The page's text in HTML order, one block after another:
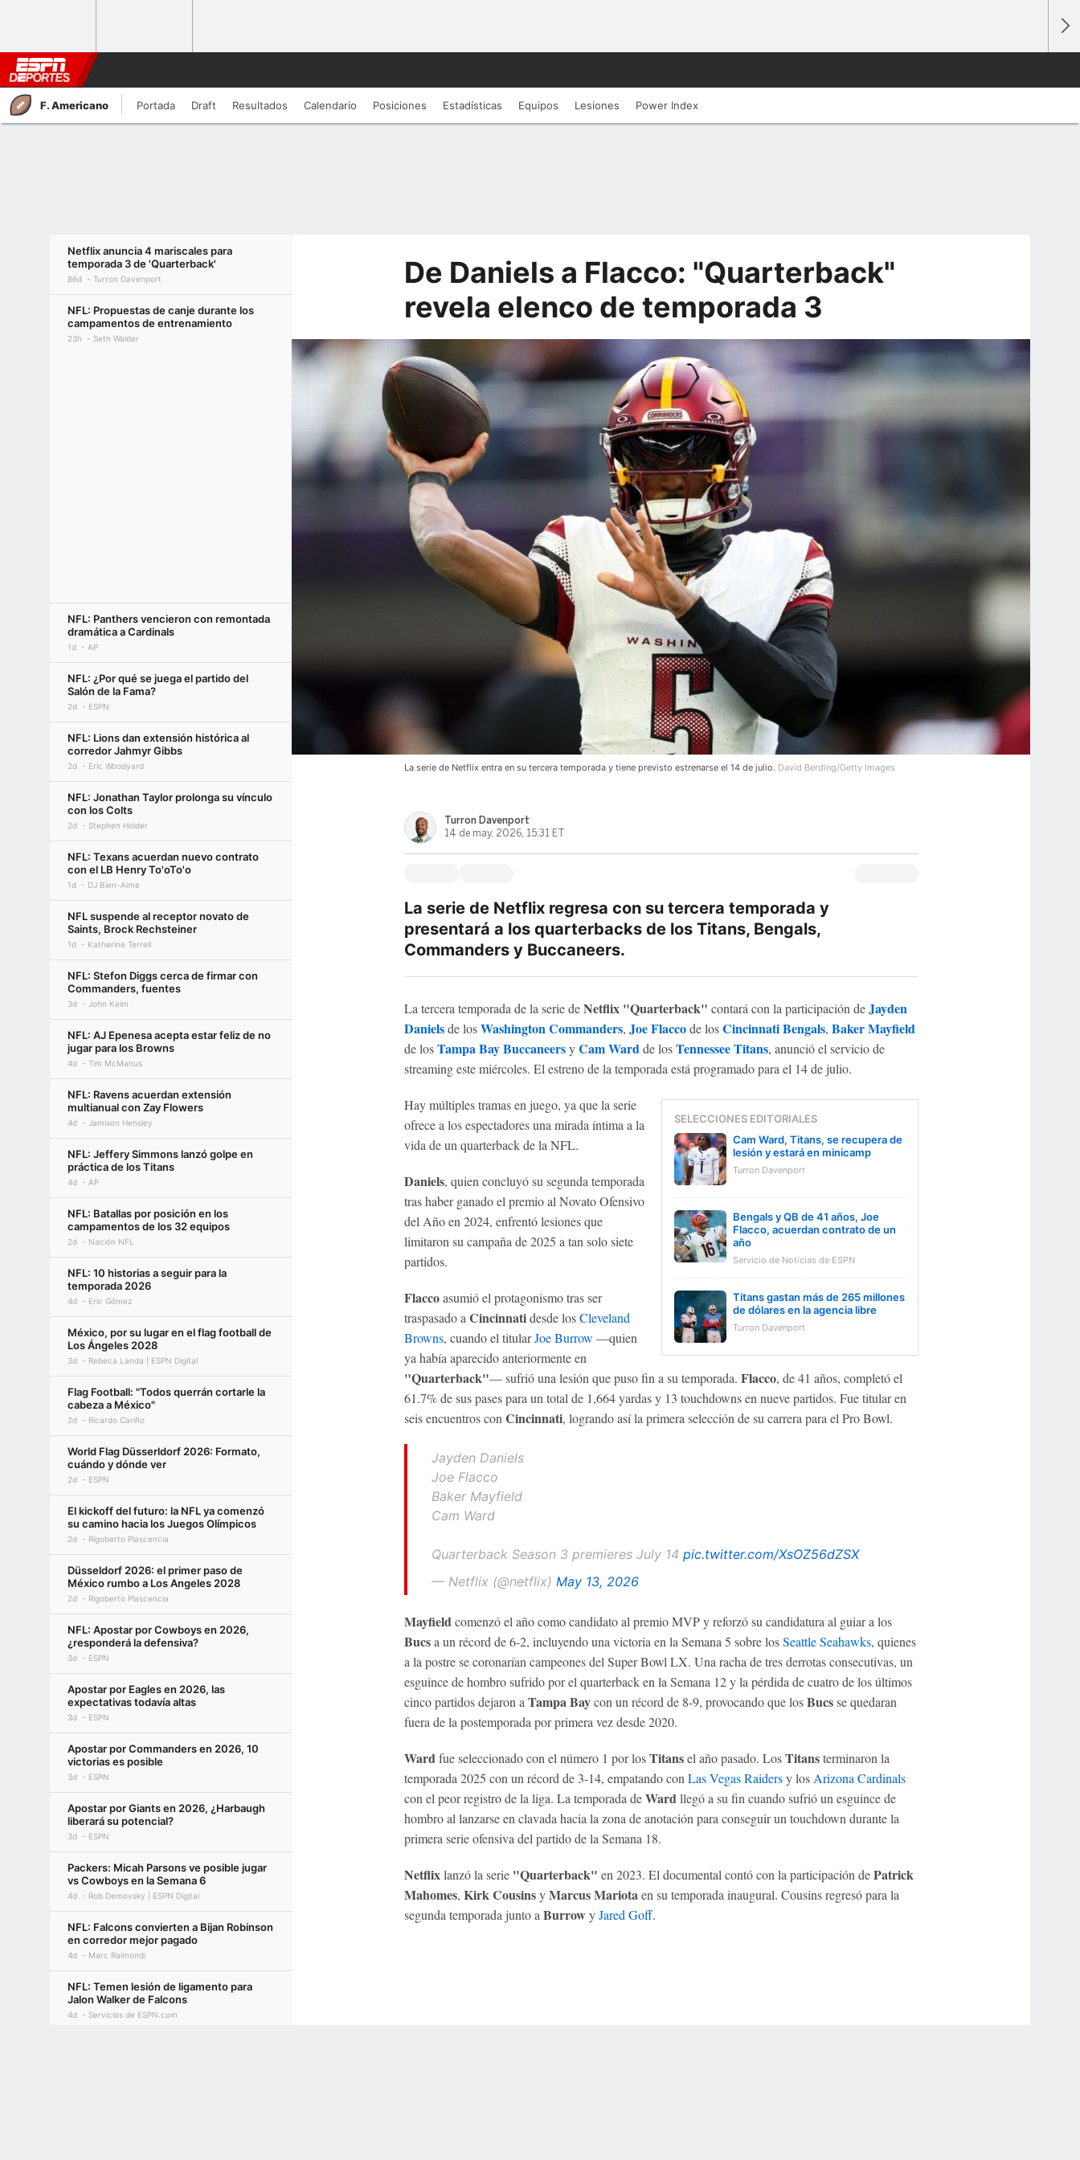
F. Americano Portada Draft Resultados Calendario Posiciones Estadísticas Equipos Lesiones Power Index
Netflix anuncia 4 mariscales para
temporada 3 de 'Quarterback'
86d Turron Davenport
NFL: Propuestas de canje durante los
campamentos de entrenamiento
23h Seth Walder
NFL: Panthers vencieron con remontada
dramática a Cardinals
1d AP
NFL: ¿Por qué se juega el partido del
Salón de la Fama?
2d ESPN
NFL: Lions dan extensión histórica al
corredor Jahmyr Gibbs
2d Eric Woodyard
NFL: Jonathan Taylor prolonga su vínculo
con los Colts
2d Stephen Holder
NFL: Texans acuerdan nuevo contrato
con el LB Henry To'oTo'o
1d DJ Bien-Aime
NFL suspende al receptor novato de
Saints, Brock Rechsteiner
1d Katherine Terrell
NFL: Stefon Diggs cerca de firmar con
Commanders, fuentes
3d John Keim
NFL: AJ Epenesa acepta estar feliz de no
jugar para los Browns
4d Tim McManus
NFL: Ravens acuerdan extensión
multianual con Zay Flowers
4d Jamison Hensley
NFL: Jeffery Simmons lanzó golpe en
práctica de los Titans
4d AP
NFL: Batallas por posición en los
campamentos de los 32 equipos
2d Nación NFL
NFL: 10 historias a seguir para la
temporada 2026
4d Eric Gómez
México, por su lugar en el flag football de
Los Ángeles 2028
3d Rebeca Landa | ESPN Digital
Flag Football: "Todos querrán cortarle la
cabeza a México"
2d Ricardo Cariño
World Flag Düsserldorf 2026: Formato,
cuándo y dónde ver
2d ESPN
El kickoff del futuro: la NFL ya comenzó
su camino hacia los Juegos Olímpicos
2d Rigoberto Plascencia
Düsseldorf 2026: el primer paso de
México rumbo a Los Angeles 2028
2d Rigoberto Plascencia
NFL: Apostar por Cowboys en 2026,
¿responderá la defensiva?
3d ESPN
Apostar por Eagles en 2026, las
expectativas todavía altas
3d ESPN
Apostar por Commanders en 2026, 10
victorias es posible
3d ESPN
Apostar por Giants en 2026, ¿Harbaugh
liberará su potencial?
3d ESPN
Packers: Micah Parsons ve posible jugar
vs Cowboys en la Semana 6
4d Rob Demovsky | ESPN Digital
NFL: Falcons convierten a Bijan Robinson
en corredor mejor pagado
4d Marc Raimondi
NFL: Temen lesión de ligamento para
Jalon Walker de Falcons
4d Servicios de ESPN.com
De Daniels a Flacco: "Quarterback"
revela elenco de temporada 3
La serie de Netflix entra en su tercera temporada y tiene previsto estrenarse el 14 de julio. David Berding/Getty Images
Turron Davenport
14 de may, 2026, 15:31 ET
La serie de Netflix regresa con su tercera temporada y
presentará a los quarterbacks de los Titans, Bengals,
Commanders y Buccaneers.
La tercera temporada de la serie deNetflix "Quarterback" contará con la participación deJayden
Danielsde losWashington Commanders, Joe Flaccode losCincinnati Bengals, Baker Mayfield
de losTampa Bay BuccaneersyCam Ward de losTennessee Titans, anunció el servicio de
streaming este miércoles. El estreno de la temporada está programado para el 14 de julio.
SELECCIONES EDITORIALES
Cam Ward, Titans, se recupera de
lesión y estará en minicamp
Turron Davenport
Bengals y QB de 41 años, Joe
Flacco, acuerdan contrato de un
año
Servicio de Noticias de ESPN
Titans gastan más de 265 millones
de dólares en la agencia libre
Turron Davenport
Hay múltiples tramas en juego, ya que la serie
ofrece a los espectadores una mirada íntima a la
vida de un quarterback de la NFL.
Daniels, quien concluyó su segunda temporada
tras haber ganado el premio al Novato Ofensivo
del Año en 2024, enfrentó lesiones que
limitaron su campaña de 2025 a tan solo siete
partidos.
Flaccoasumió el protagonismo tras ser
traspasado a Cincinnatidesde losCleveland
Browns, cuando el titularJoe Burrow —quien
ya había aparecido anteriormente en
"Quarterback"— sufrió una lesión que puso fin a su temporada. Flacco, de 41 años, completó el
61.7% de sus pases para un total de 1,664 yardas y 13 touchdowns en nueve partidos. Fue titular en
seis encuentros con Cincinnati, logrando así la primera selección de su carrera para el Pro Bowl.
Jayden Daniels
Joe Flacco
Baker Mayfield
Cam Ward
Quarterback Season 3 premieres July 14 pic.twitter.com/XsOZ56dZSX
— Netflix (@netflix) May 13, 2026
Mayfield comenzó el año como candidato al premio MVP y reforzó su candidatura al guiar a los
Bucsa un récord de 6-2, incluyendo una victoria en la Semana 5 sobre losSeattle Seahawks, quienes
a la postre se coronarían campeones del Super Bowl LX. Una racha de tres derrotas consecutivas, un
esguince de hombro sufrido por el quarterback en la Semana 12 y la pérdida de cuatro de los últimos
cinco partidos dejaron a Tampa Baycon un récord de 8-9, provocando que losBucsse quedaran
fuera de la postemporada por primera vez desde 2020.
Ward fue seleccionado con el número 1 por losTitansel año pasado. LosTitansterminaron la
temporada 2025 con un récord de 3-14, empatando con Las Vegas Raidersy los Arizona Cardinals
con el peor registro de la liga. La temporada deWard llegó a su fin cuando sufrió un esguince de
hombro al lanzarse en clavada hacia la zona de anotación para conseguir un touchdown durante la
primera serie ofensiva del partido de la Semana 18.
Netflixlanzó la serie "Quarterback" en 2023. El documental contó con la participación dePatrick
Mahomes, Kirk Cousins​​yMarcus Mariota en su temporada inaugural. Cousins ​​regresó para la
segunda temporada junto a BurrowyJared Goff.